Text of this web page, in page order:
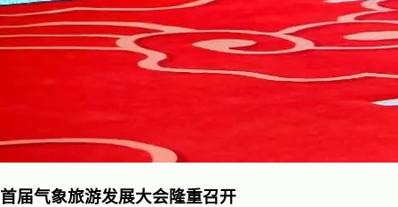
首届气象旅游发展大会隆重召开